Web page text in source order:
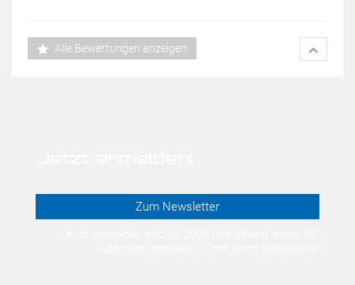
Alle Bewertungen anzeigen
Zum Newsletter